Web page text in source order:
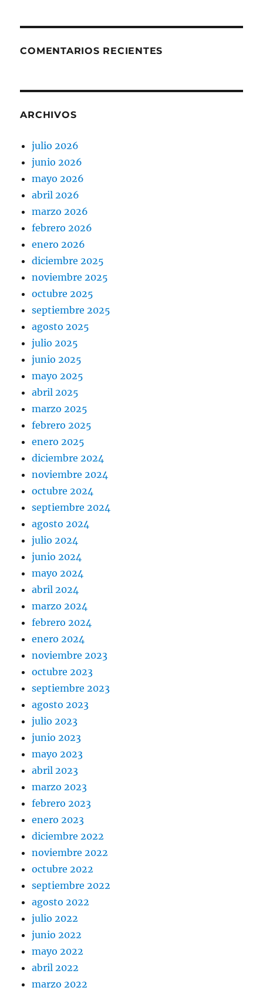
COMENTARIOS RECIENTES
ARCHIVOS
julio 2026
junio 2026
mayo 2026
abril 2026
marzo 2026
febrero 2026
enero 2026
diciembre 2025
noviembre 2025
octubre 2025
septiembre 2025
agosto 2025
julio 2025
junio 2025
mayo 2025
abril 2025
marzo 2025
febrero 2025
enero 2025
diciembre 2024
noviembre 2024
octubre 2024
septiembre 2024
agosto 2024
julio 2024
junio 2024
mayo 2024
abril 2024
marzo 2024
febrero 2024
enero 2024
noviembre 2023
octubre 2023
septiembre 2023
agosto 2023
julio 2023
junio 2023
mayo 2023
abril 2023
marzo 2023
febrero 2023
enero 2023
diciembre 2022
noviembre 2022
octubre 2022
septiembre 2022
agosto 2022
julio 2022
junio 2022
mayo 2022
abril 2022
marzo 2022